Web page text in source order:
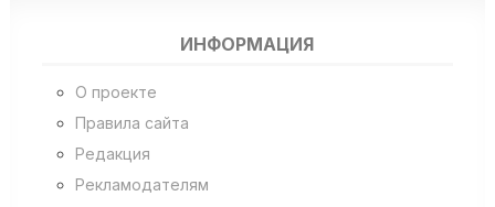
ИНФОРМАЦИЯ
О проекте
Правила сайта
Редакция
Рекламодателям